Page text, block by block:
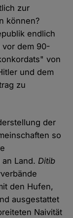
zur
können?
endlich
vor dem 90-
von
und dem
zu
der
so
an Land.Ditib
den Hufen,
ausgestattet
Naivität